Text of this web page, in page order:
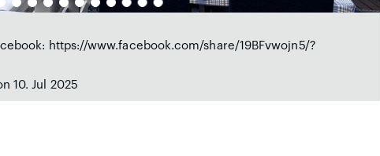
https://www.facebook.com/share/19BFvwojn5/?
10. Jul 2025